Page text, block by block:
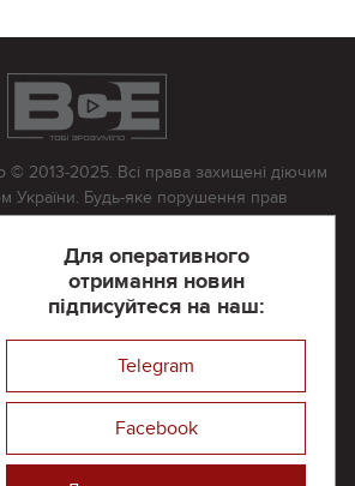
Для оперативного
отримання новин
підписуйтеся на наш:
Telegram
Facebook
© 2013-2025. Всі права захищені діючим
України. Будь-яке порушення прав
порядку. Будь-яке відтворення
тільки з письмово дозволу редакції.
усіх матеріалів, розміщених
які містять посилання на інші
або інтернет-видання, несе редакційна
пошта:
Реклама на сайті
Розроблений та підтримується